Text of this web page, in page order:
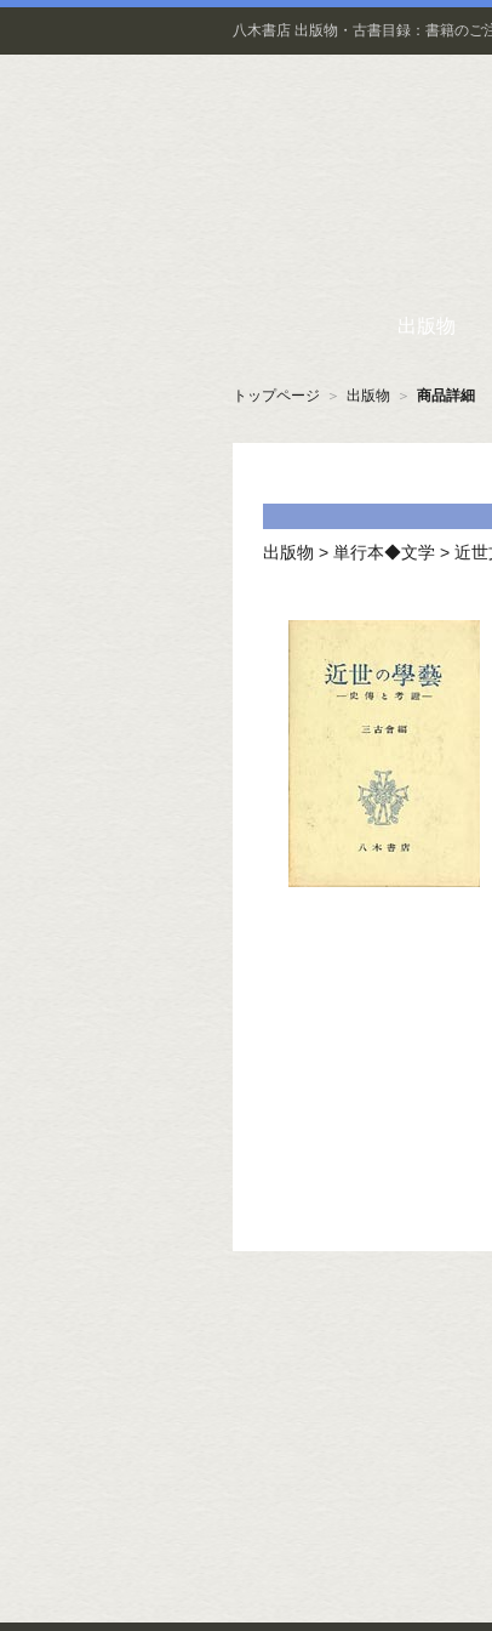
八木書店 出版物・古書目録：書籍のご
出版物
トップページ ＞ 出版物 ＞ 商品詳細
出版物 > 単行本◆文学 > 近世